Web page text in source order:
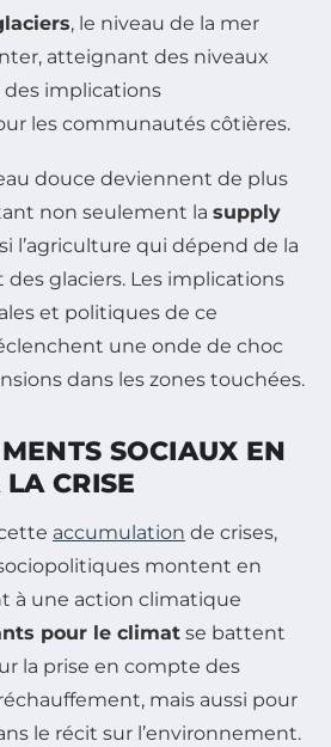
, le niveau de la mer
atteignant des niveaux
des implications
les communautés côtières.
douce deviennent de plus
non seulement la supply
l’agriculture qui dépend de la
glaciers. Les implications
et politiques de ce
une onde de choc
dans les zones touchées.
SOCIAUX EN
CRISE
accumulation de crises,
montent en
à une action climatique
pour le climat se battent
la prise en compte des
mais aussi pour
le récit sur l’environnement.